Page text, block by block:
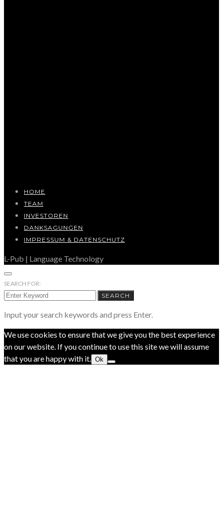
HOME
TEAM
INVESTOREN
DANKSAGUNGEN
IMPRESSUM & DATENSCHUTZ
L-Pub | Language Technology
SEARCH FOR:
SEARCH
Input your search keywords and press Enter.
We use cookies to ensure that we give you the best experience
on our website. If you continue to use this site we will assume
that you are happy with it.
Ok